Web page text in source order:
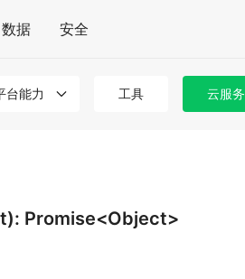
数据 安全
台能力 工具 云服务
Promise<Object>